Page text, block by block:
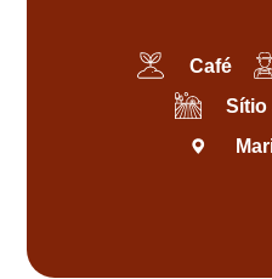
Café
Sítio